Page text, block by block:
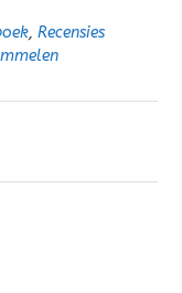
, Recensies